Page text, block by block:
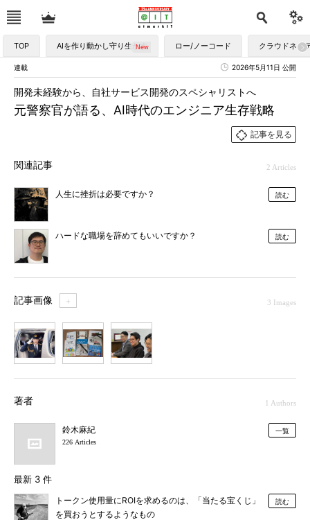
TOP AIを作り動かし守り生かす ロー/ノーコード クラウドネイ
連載 2026年5月11日 公開
元警察官が語る、AI時代のエンジニア生存戦略
開発未経験から、自社サービス開発のスペシャリストへ
記事を見る
関連記事 2 Articles
人生に挫折は必要ですか？ 読む
ハードな職場を辞めてもいいですか？ 読む
記事画像 ＋ 3 Images
著者 1 Authors
鈴木麻紀
226 Articles
一覧
最新 3 件
トークン使用量にROIを求めるのは、「当たる宝くじ」
を買おうとするようなもの
読む